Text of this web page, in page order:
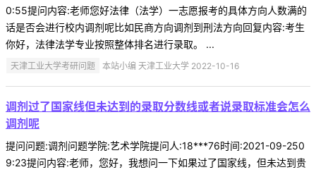
0:55提问内容:老师您好法律（法学）一志愿报考的具体方向人数满的
话是否会进行校内调剂呢比如民商方向调剂到刑法方向回复内容:考生
你好，法律法学专业按照整体排名进行录取。 ...
天津工业大学考研问题 本站小编 天津工业大学 2022-10-16
调剂过了国家线但未达到的录取分数线或者说录取标准会怎么
调剂呢
提问问题:调剂问题学院:艺术学院提问人:18***76时间:2021-09-250
9:23提问内容:老师，您好，我想问一下如果过了国家线，但未达到贵